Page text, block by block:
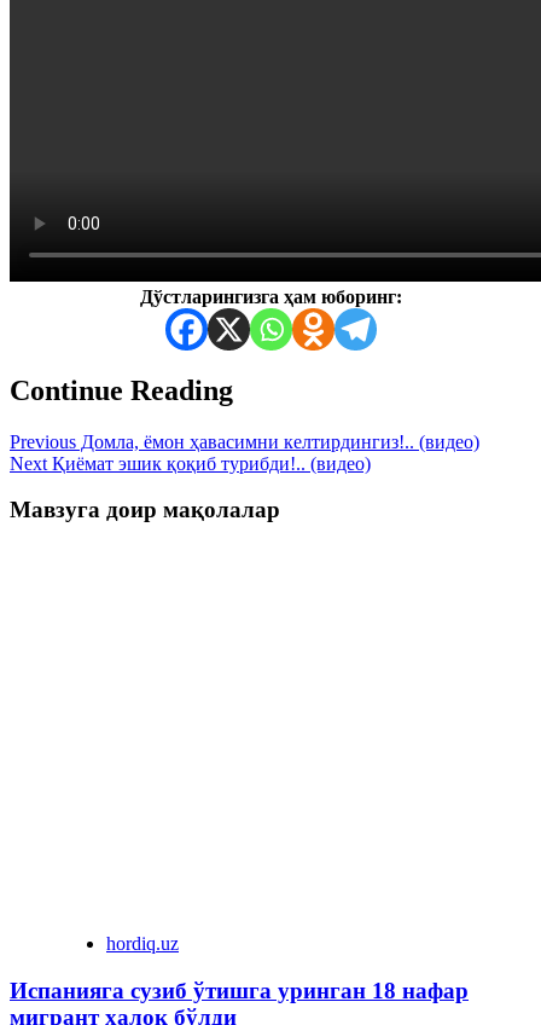
Дўстларингизга ҳам юборинг:
Continue Reading
Previous Домла, ёмон ҳавасимни келтирдингиз!.. (видео)
Next Қиёмат эшик қоқиб турибди!.. (видео)
Мавзуга доир мақолалар
hordiq.uz
Испанияга сузиб ўтишга уринган 18 нафар
мигрант ҳалок бўлди